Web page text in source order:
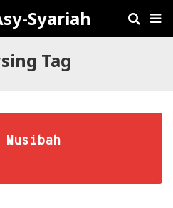
Syariah
Tag
Musibah